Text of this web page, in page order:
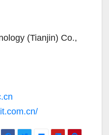
(Tianjin) Co.,